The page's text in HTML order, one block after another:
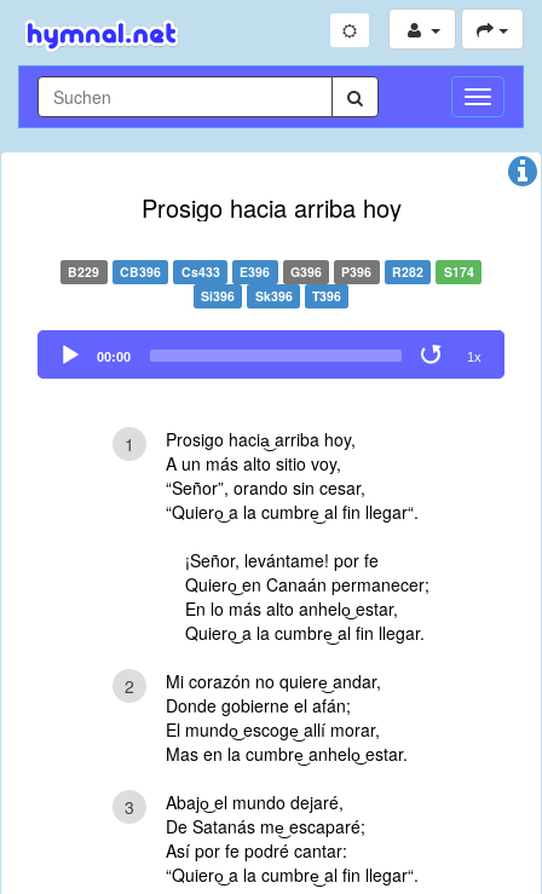
Prosigo hacia arriba hoy
B229 CB396 Cs433 E396 G396 P396 R282
S174
Si396
Sk396 T396
Audio
Player
00:00 1x
1
Prosigo hacia͜ arriba hoy,
A un más alto sitio voy,
“Señor”, orando sin cesar,
“Quiero͜ a la cumbre͜ al fin llegar“.
¡Señor, levántame! por fe
Quiero͜ en Canaán permanecer;
En lo más alto anhelo͜ estar,
Quiero͜ a la cumbre͜ al fin llegar.
2
Mi corazón no quiere͜ andar,
Donde gobierne el afán;
El mundo͜ escoge͜ allí morar,
Mas en la cumbre͜ anhelo͜ estar.
3
Abajo͜ el mundo dejaré,
De Satanás me͜ escaparé;
Así por fe podré cantar:
“Quiero͜ a la cumbre͜ al fin llegar“.